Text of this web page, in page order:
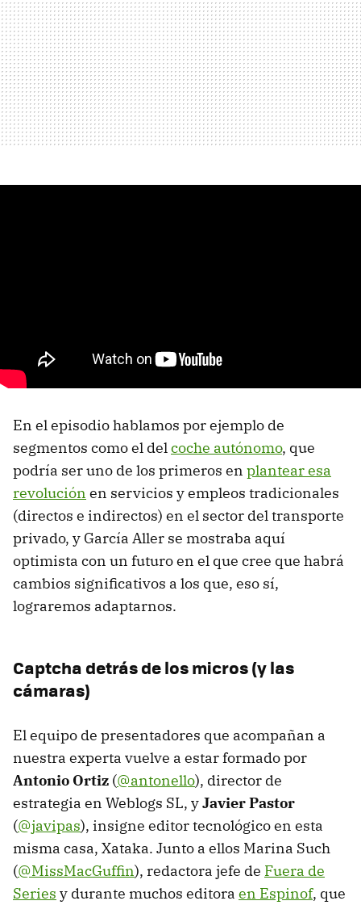
En el episodio hablamos por ejemplo de
segmentos como el delcoche autónomo, que
podría ser uno de los primeros en plantear esa
revolución en servicios y empleos tradicionales
(directos e indirectos) en el sector del transporte
privado, y García Aller se mostraba aquí
optimista con un futuro en el que cree que habrá
cambios significativos a los que, eso sí,
lograremos adaptarnos.
Captcha detrás de los micros (y las
cámaras)
El equipo de presentadores que acompañan a
nuestra experta vuelve a estar formado por
Antonio Ortiz (@antonello), director de
estrategia en Weblogs SL, yJavier Pastor
(@javipas), insigne editor tecnológico en esta
misma casa, Xataka. Junto a ellos Marina Such
(@MissMacGuffin), redactora jefe de Fuera de
Series y durante muchos editora en Espinof, que